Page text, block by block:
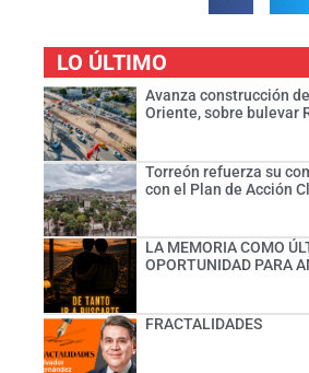
LO ÚLTIMO
Avanza construcción
Oriente, sobre bulevar
Torreón refuerza su
con el Plan de Acción
LA MEMORIA COMO
OPORTUNIDAD PARA
FRACTALIDADES